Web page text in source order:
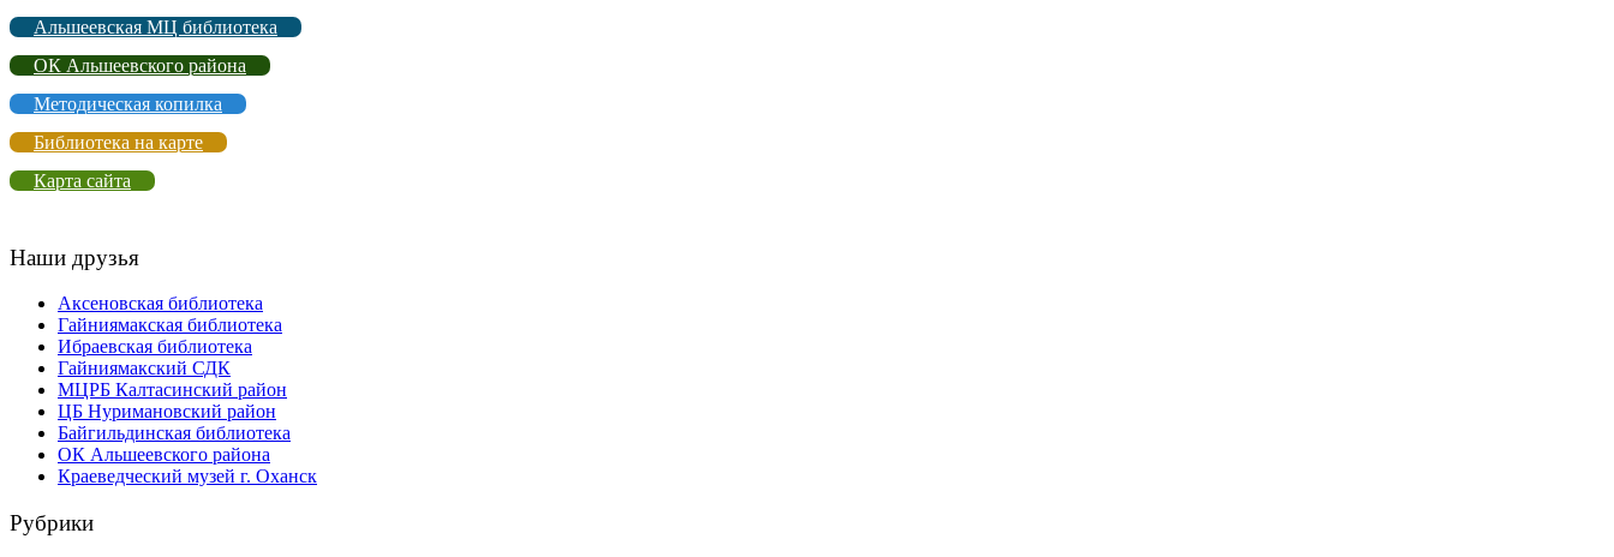
Альшеевская МЦ библиотека
ОК Альшеевского района
Методическая копилка
Библиотека на карте
Карта сайта
Наши друзья
Аксеновская библиотека
Гайниямакская библиотека
Ибраевская библиотека
Гайниямакский СДК
МЦРБ Калтасинский район
ЦБ Нуримановский район
Байгильдинская библиотека
ОК Альшеевского района
Краеведческий музей г. Оханск
Рубрики